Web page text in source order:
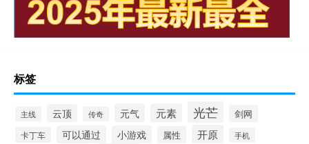
标签
主线 云顶 传奇 元气 元素 光芒 剑网
卡丁车 可以通过 小游戏 属性 开原 手机